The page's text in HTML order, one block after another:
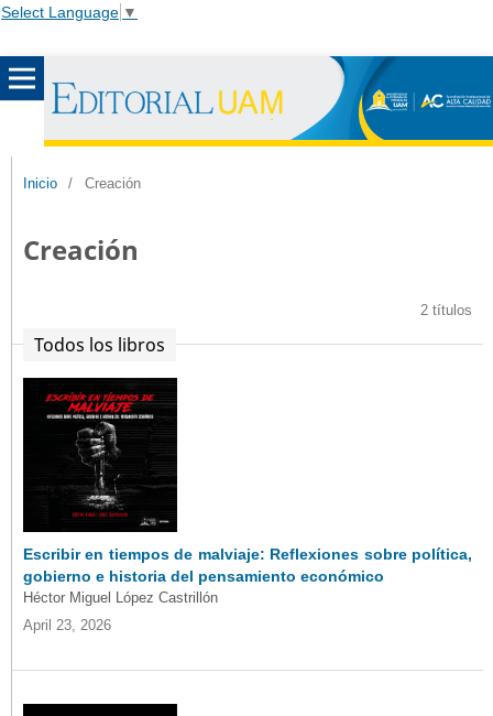
Select Language ▼
Inicio / Creación
Creación
2 títulos
Todos los libros
Escribir en tiempos de malviaje: Reflexiones sobre política,
gobierno e historia del pensamiento económico
Héctor Miguel López Castrillón
April 23, 2026